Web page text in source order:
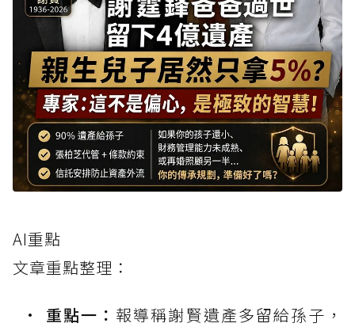
AI重點
文章重點整理：
重點一： 報導稱謝賢遺產多留給孫子，